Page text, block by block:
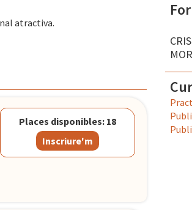
atractiva.
Places disponibles: 18
Inscriure'm